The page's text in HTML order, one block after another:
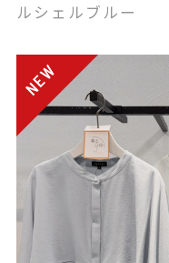
ルシェルブルー